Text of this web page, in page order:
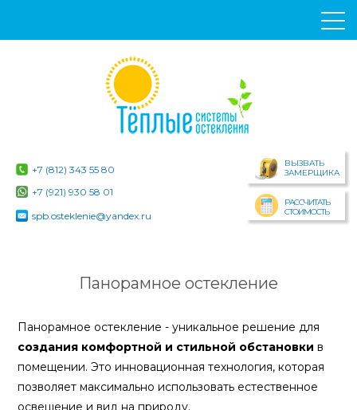
+7 (812) 343 55 80
+7 (921) 930 58 01
spb.osteklenie@yandex.ru
ВЫЗВАТЬ
ЗАМЕРЩИКА
РАССЧИТАТЬ
СТОИМОСТЬ
Панорамное остекление
Панорамное остекление - уникальное решение для
создания комфортной и стильной обстановки в
помещении. Это инновационная технология, которая
позволяет максимально использовать естественное
освещение и вид на природу.